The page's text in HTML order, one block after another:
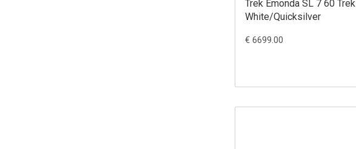
Trek Emonda SL 7 60 Trek
White/Quicksilver
€ 6699.00